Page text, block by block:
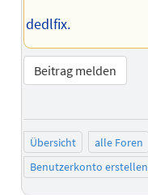
dedlfix.
Beitrag melden
Übersicht alle Foren
Benutzerkonto erstellen